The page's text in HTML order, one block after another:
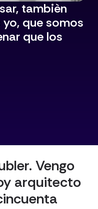
tambièn
que somos
que los
Vengo
arquitecto